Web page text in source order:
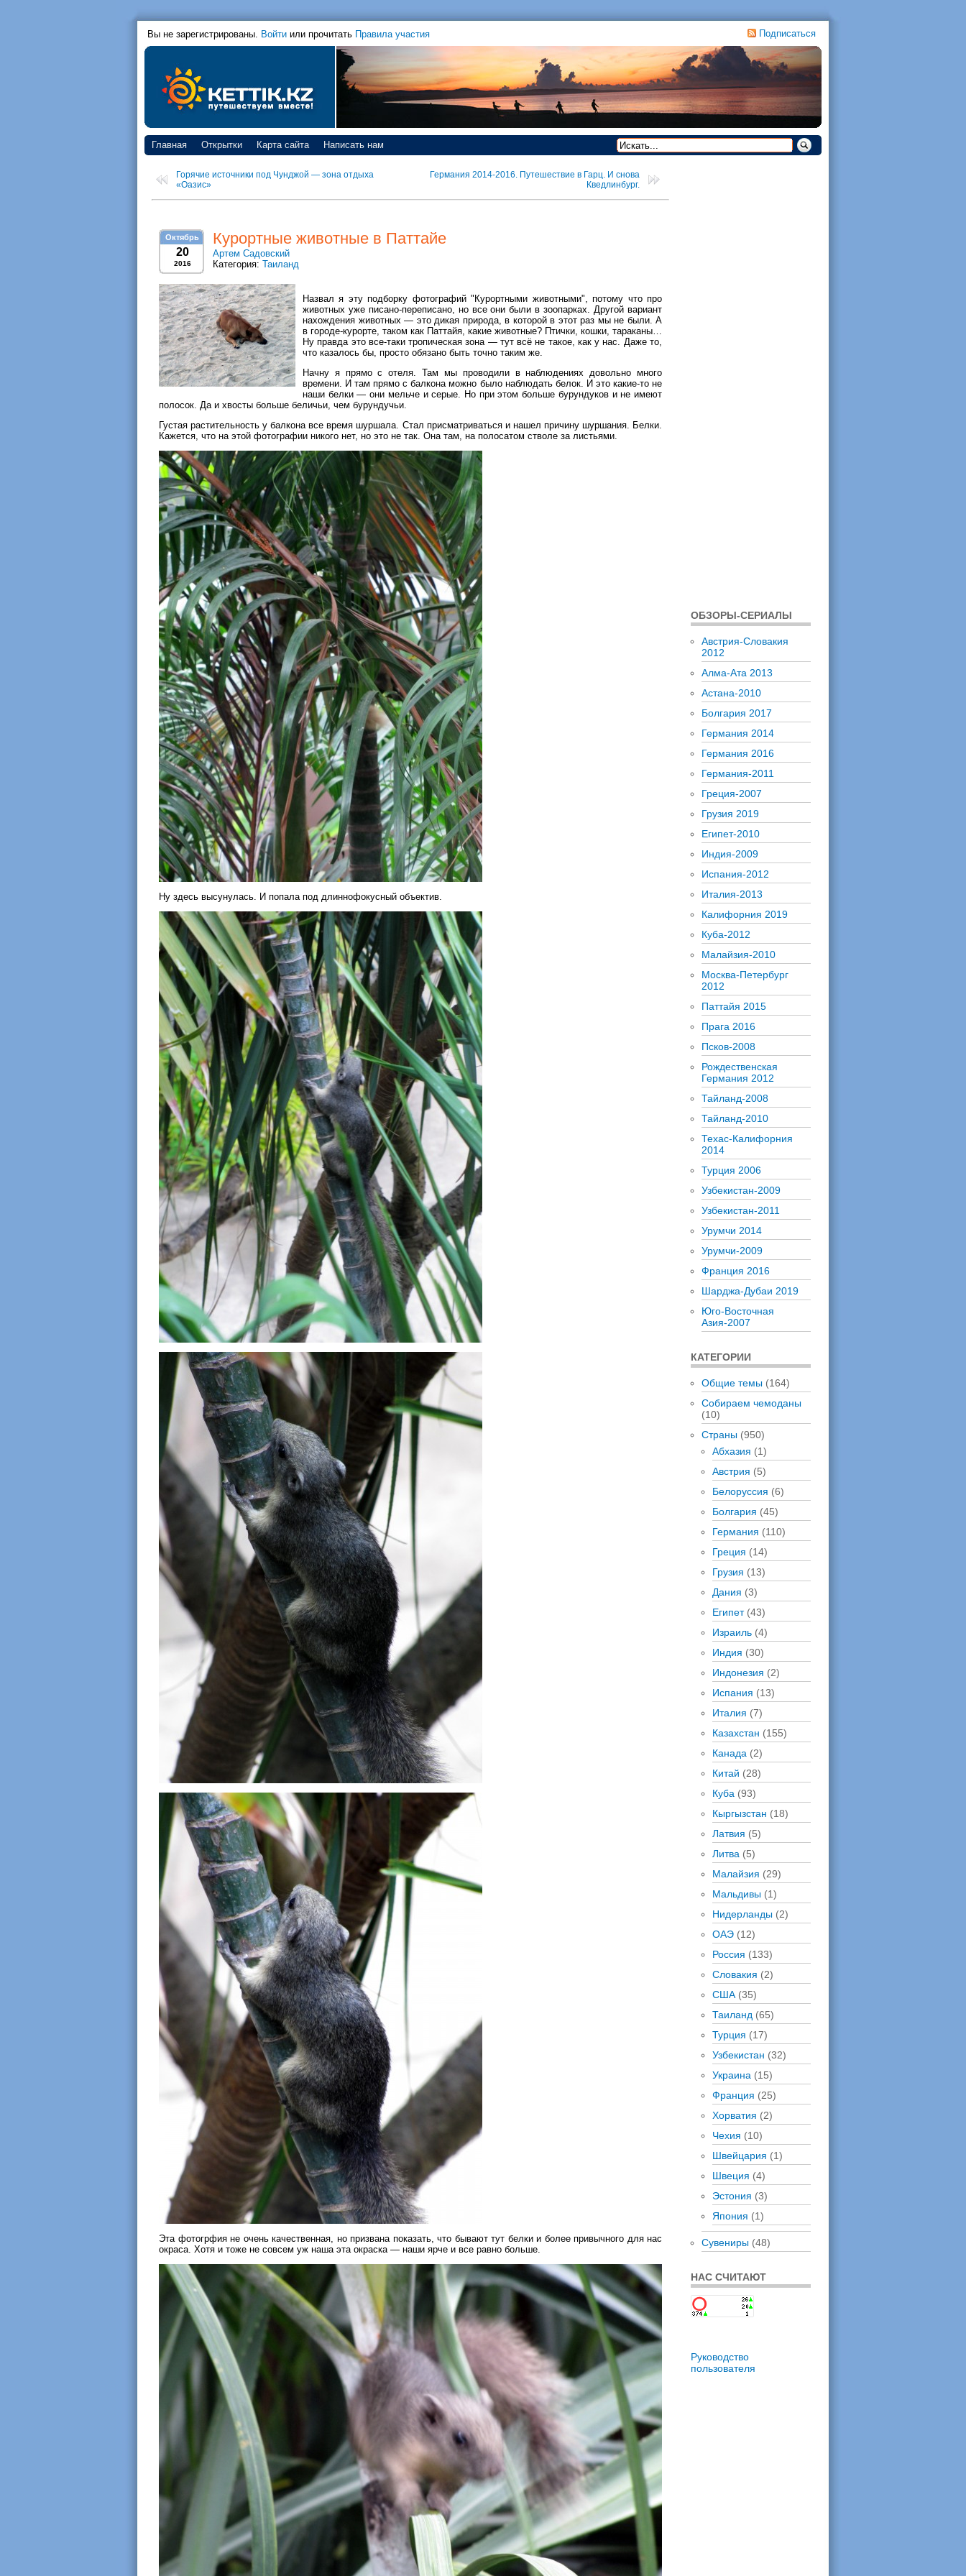
Вы не зарегистрированы. Войти или прочитать Правила участия Подписаться
Главная Открытки Карта сайта Написать нам
Горячие источники под Чунджой — зона отдыха
«Оазис»
Германия 2014-2016. Путешествие в Гарц. И снова
Кведлинбург.
Октябрь
20
2016
Курортные животные в Паттайе
Артем Садовский
Категория: Таиланд
Назвал я эту подборку фотографий "Курортными животными", потому что про
животных уже писано-переписано, но все они были в зоопарках. Другой вариант
нахождения животных — это дикая природа, в которой в этот раз мы не были. А
в городе-курорте, таком как Паттайя, какие животные? Птички, кошки, тараканы…
Ну правда это все-таки тропическая зона — тут всё не такое, как у нас. Даже то,
что казалось бы, просто обязано быть точно таким же.
Начну я прямо с отеля. Там мы проводили в наблюдениях довольно много
времени. И там прямо с балкона можно было наблюдать белок. И это какие-то не
наши белки — они мельче и серые. Но при этом больше бурундуков и не имеют
полосок. Да и хвосты больше беличьи, чем бурундучьи.
Густая растительность у балкона все время шуршала. Стал присматриваться и нашел причину шуршания. Белки.
Кажется, что на этой фотографии никого нет, но это не так. Она там, на полосатом стволе за листьями.
Ну здесь высунулась. И попала под длиннофокусный объектив.
Эта фотогрфия не очень качественная, но призвана показать, что бывают тут белки и более привычного для нас
окраса. Хотя и тоже не совсем уж наша эта окраска — наши ярче и все равно больше.
ОБЗОРЫ-СЕРИАЛЫ
Австрия-Словакия
2012
Алма-Ата 2013
Астана-2010
Болгария 2017
Германия 2014
Германия 2016
Германия-2011
Греция-2007
Грузия 2019
Египет-2010
Индия-2009
Испания-2012
Италия-2013
Калифорния 2019
Куба-2012
Малайзия-2010
Москва-Петербург
2012
Паттайя 2015
Прага 2016
Псков-2008
Рождественская
Германия 2012
Тайланд-2008
Тайланд-2010
Техас-Калифорния
2014
Турция 2006
Узбекистан-2009
Узбекистан-2011
Урумчи 2014
Урумчи-2009
Франция 2016
Шарджа-Дубаи 2019
Юго-Восточная
Азия-2007
КАТЕГОРИИ
Общие темы (164)
Собираем чемоданы
(10)
Страны (950)
Абхазия (1)
Австрия (5)
Белоруссия (6)
Болгария (45)
Германия (110)
Греция (14)
Грузия (13)
Дания (3)
Египет(43)
Израиль (4)
Индия (30)
Индонезия (2)
Испания (13)
Италия (7)
Казахстан (155)
Канада (2)
Китай (28)
Куба (93)
Кыргызстан (18)
Латвия (5)
Литва (5)
Малайзия (29)
Мальдивы (1)
Нидерланды (2)
ОАЭ (12)
Россия (133)
Словакия (2)
США (35)
Таиланд (65)
Турция (17)
Узбекистан (32)
Украина (15)
Франция (25)
Хорватия (2)
Чехия (10)
Швейцария (1)
Швеция (4)
Эстония (3)
Япония (1)
Сувениры (48)
НАС СЧИТАЮТ
Руководство
пользователя